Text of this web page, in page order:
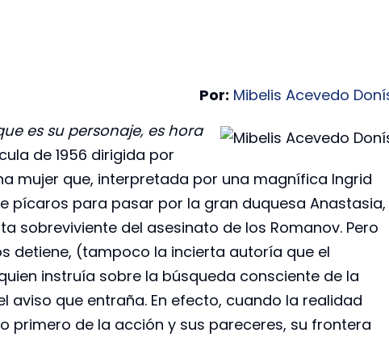
Por: Mibelis Acevedo
es su personaje, es hora
de 1956 dirigida por
mujer que, interpretada por una magnífica Ingrid
pícaros para pasar por la gran duquesa Anastasia,
sobreviviente del asesinato de los Romanov. Pero
detiene, (tampoco la incierta autoría que el
instruía sobre la búsqueda consciente de la
que entraña. En efecto, cuando la realidad
primero de la acción y sus pareceres, su frontera